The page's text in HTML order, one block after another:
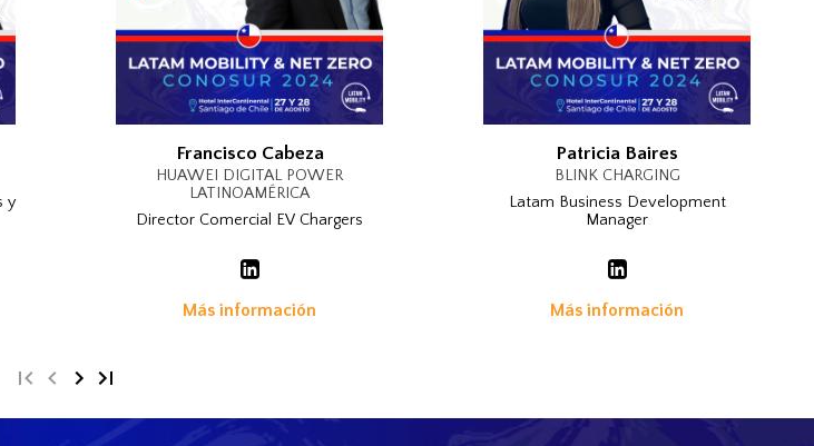
y
Francisco Cabeza
HUAWEI DIGITAL POWER
LATINOAMÉRICA
Director Comercial EV Chargers
Más información
Patricia Baires
BLINK CHARGING
Latam Business Development
Manager
Más información